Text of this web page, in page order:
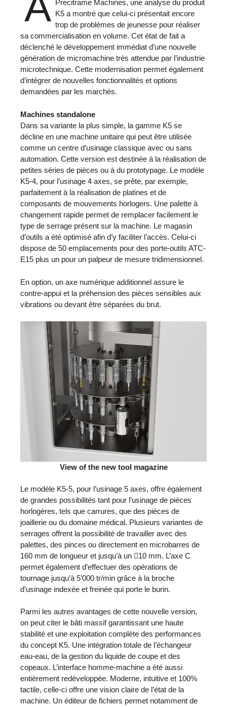
Precitrame Machines, une analyse du produit
K5 a montré que celui-ci présentait encore
trop de problèmes de jeunesse pour réaliser
sa commercialisation en volume. Cet état de fait a
déclenché le développement immédiat d’une nouvelle
génération de micromachine très attendue par l’industrie
microtechnique. Cette modernisation permet également
d’intégrer de nouvelles fonctionnalités et options
demandées par les marchés.
Machines standalone
Dans sa variante la plus simple, la gamme K5 se
décline en une machine unitaire qui peut être utilisée
comme un centre d’usinage classique avec ou sans
automation. Cette version est destinée à la réalisation de
petites séries de pièces ou à du prototypage. Le modèle
K5-4, pour l’usinage 4 axes, se prête, par exemple,
parfaitement à la réalisation de platines et de
composants de mouvements horlogers. Une palette à
changement rapide permet de remplacer facilement le
type de serrage présent sur la machine. Le magasin
d’outils a été optimisé afin d’y faciliter l’accès. Celui-ci
dispose de 50 emplacements pour des porte-outils ATC-
E15 plus un pour un palpeur de mesure tridimensionnel.
En option, un axe numérique additionnel assure le
contre-appui et la préhension des pièces sensibles aux
vibrations ou devant être séparées du brut.
View of the new tool magazine
Le modèle K5-5, pour l’usinage 5 axes, offre également
de grandes possibilités tant pour l’usinage de pièces
horlogères, tels que carrures, que des pièces de
joaillerie ou du domaine médical. Plusieurs variantes de
serrages offrent la possibilité de travailler avec des
palettes, des pinces ou directement en microbarres de
160 mm de longueur et jusqu’à un 10 mm. L’axe C
permet également d’effectuer des opérations de
tournage jusqu’à 5’000 tr/min grâce à la broche
d’usinage indexée et freinée qui porte le burin.
Parmi les autres avantages de cette nouvelle version,
on peut citer le bâti massif garantissant une haute
stabilité et une exploitation complète des performances
du concept K5. Une intégration totale de l’échangeur
eau-eau, de la gestion du liquide de coupe et des
copeaux. L’interface homme-machine a été aussi
entièrement redéveloppée. Moderne, intuitive et 100%
tactile, celle-ci offre une vision claire de l’état de la
machine. Un éditeur de fichiers permet notamment de